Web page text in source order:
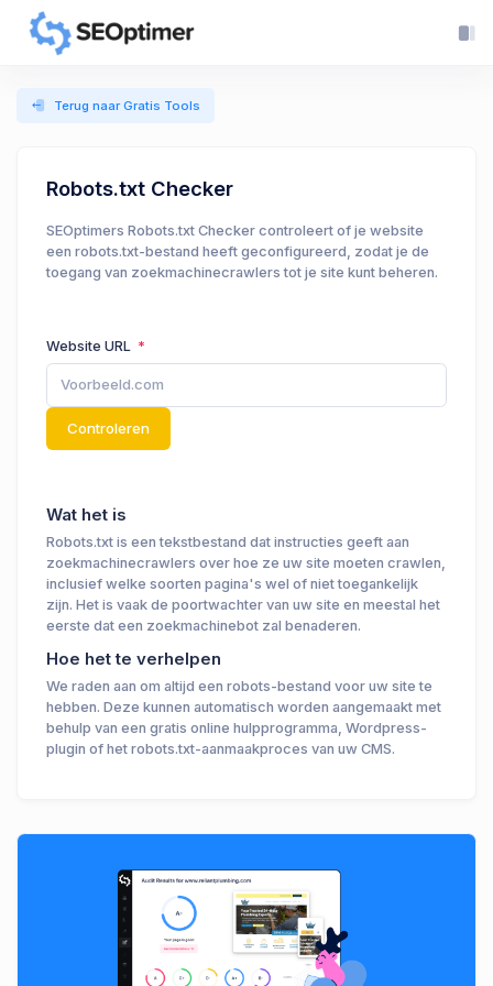
Terug naar Gratis Tools
Robots.txt Checker
SEOptimers Robots.txt Checker controleert of je website
een robots.txt-bestand heeft geconfigureerd, zodat je de
toegang van zoekmachinecrawlers tot je site kunt beheren.
Website URL
Controleren
Wat het is
Robots.txt is een tekstbestand dat instructies geeft aan
zoekmachinecrawlers over hoe ze uw site moeten crawlen,
inclusief welke soorten pagina's wel of niet toegankelijk
zijn. Het is vaak de poortwachter van uw site en meestal het
eerste dat een zoekmachinebot zal benaderen.
Hoe het te verhelpen
We raden aan om altijd een robots-bestand voor uw site te
hebben. Deze kunnen automatisch worden aangemaakt met
behulp van een gratis online hulpprogramma, Wordpress-
plugin of het robots.txt-aanmaakproces van uw CMS.